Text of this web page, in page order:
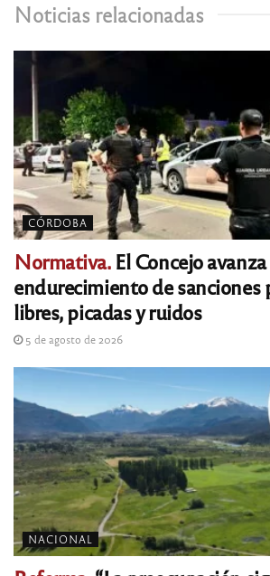
Noticias relacionadas
CÓRDOBA
Normativa.El Concejo
endurecimiento de sanciones
libres, picadas y ruidos
5 de agosto de 2026
NACIONAL